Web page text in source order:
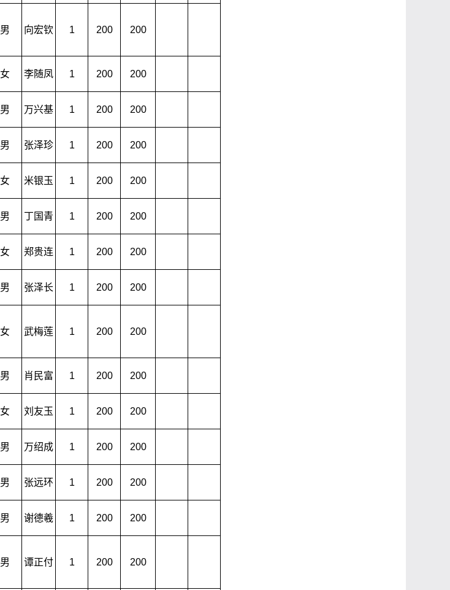
男 向宏钦 1 200 200
女 李随凤 1 200 200
男 万兴基 1 200 200
男 张泽珍 1 200 200
女 米银玉 1 200 200
男 丁国青 1 200 200
女 郑贵连 1 200 200
男 张泽长 1 200 200
女 武梅莲 1 200 200
男 肖民富 1 200 200
女 刘友玉 1 200 200
男 万绍成 1 200 200
男 张远环 1 200 200
男 谢德羲 1 200 200
男 谭正付 1 200 200